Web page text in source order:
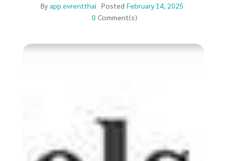
By app.evrentthai Posted February 14, 2025
0 Comment(s)